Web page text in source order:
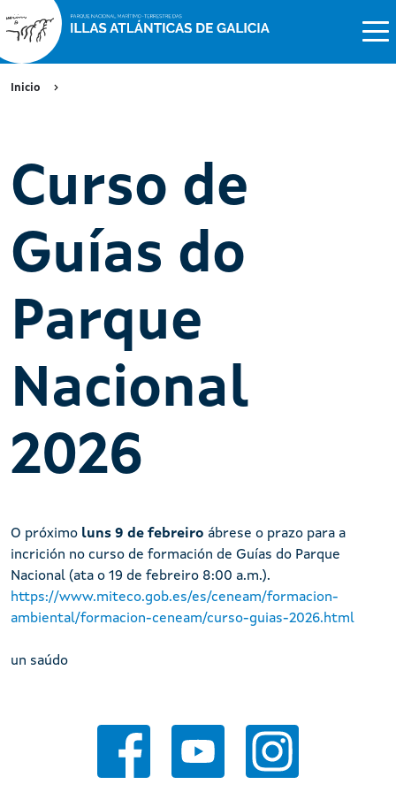
Inicio
Curso de
Guías do
Parque
Nacional
2026
O próximo luns 9 de febreiro ábrese o prazo para a
incrición no curso de formación de Guías do Parque
Nacional (ata o 19 de febreiro 8:00 a.m.).
https://www.miteco.gob.es/es/ceneam/formacion-
ambiental/formacion-ceneam/curso-guias-2026.html
un saúdo